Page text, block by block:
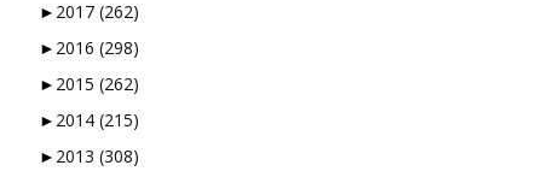
► 2017 (262)
► 2016 (298)
► 2015 (262)
► 2014 (215)
► 2013 (308)